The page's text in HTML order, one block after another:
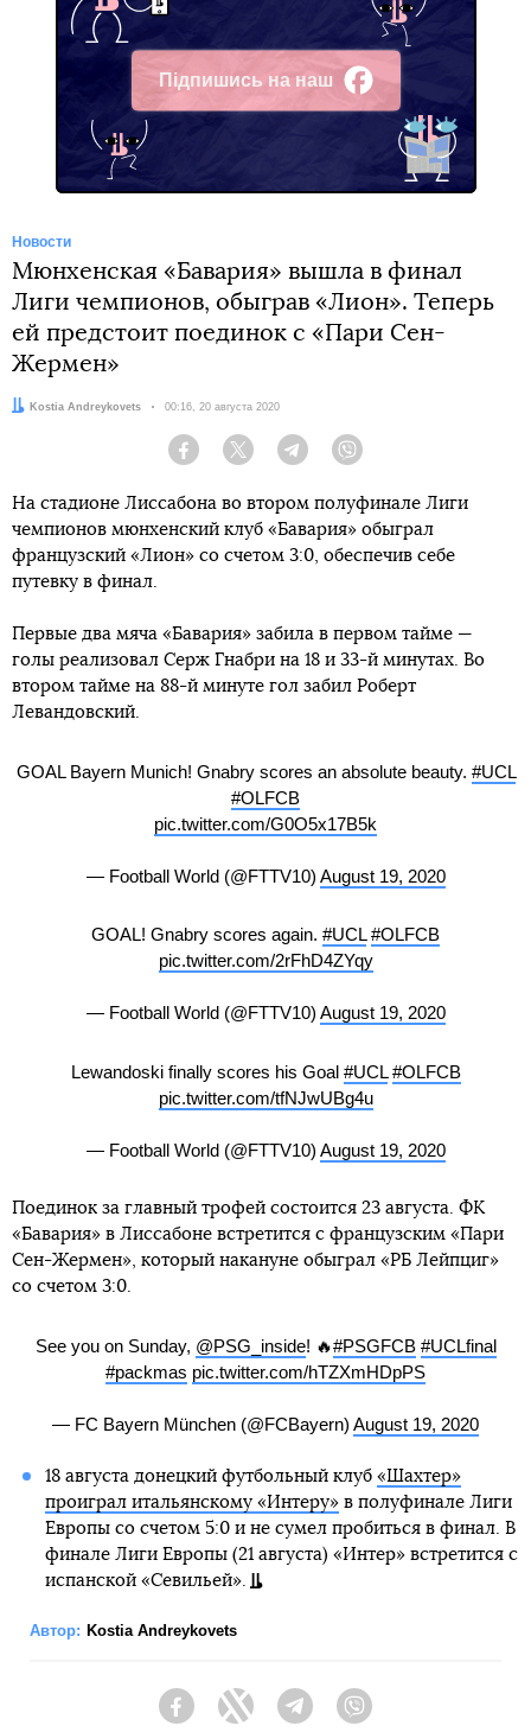
Підпишись на наш
Facebook
Новости
Мюнхенская «Бавария» вышла в финал
Лиги чемпионов, обыграв «Лион». Теперь
ей предстоит поединок с «Пари Сен-
Жермен»
Автор:Kostia Andreykovets Дата:
00:16, 20 августа 2020
Facebook Twitter Telegram
На стадионе Лиссабона во втором полуфинале Лиги
чемпионов мюнхенский клуб «Бавария» обыграл
французский «Лион» со счетом 3:0, обеспечив себе
путевку в финал.
Первые два мяча «Бавария» забила в первом тайме —
голы реализовал Серж Гнабри на 18 и 33-й минутах. Во
втором тайме на 88-й минуте гол забил Роберт
Левандовский.
GOAL Bayern Munich! Gnabry scores an absolute beauty. #UCL
#OLFCB
pic.twitter.com/G0O5x17B5k
— Football World (@FTTV10) August 19, 2020
GOAL! Gnabry scores again. #UCL #OLFCB
pic.twitter.com/2rFhD4ZYqy
— Football World (@FTTV10) August 19, 2020
Lewandoski finally scores his Goal #UCL #OLFCB
pic.twitter.com/tfNJwUBg4u
— Football World (@FTTV10) August 19, 2020
Поединок за главный трофей состоится 23 августа. ФК
«Бавария» в Лиссабоне встретится с французским «Пари
Сен-Жермен», который накануне обыграл «РБ Лейпциг»
со счетом 3:0.
See you on Sunday, @PSG_inside! 🔥#PSGFCB #UCLfinal
#packmas pic.twitter.com/hTZXmHDpPS
— FC Bayern München (@FCBayern) August 19, 2020
18 августа донецкий футбольный клуб «Шахтер»
проиграл итальянскому «Интеру»в полуфинале Лиги
Европы со счетом 5:0 и не сумел пробиться в финал. В
финале Лиги Европы (21 августа) «Интер» встретится с
испанской «Севильей».
Автор: Kostia Andreykovets
FacebookTwitter Telegram